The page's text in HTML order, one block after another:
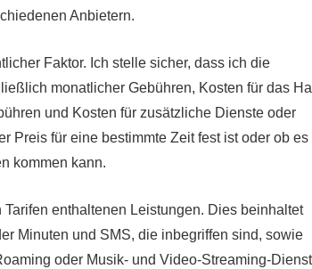
Anbietern.
Faktor. Ich stelle sicher, dass ich die
monatlicher Gebühren, Kosten für das
und Kosten für zusätzliche Dienste oder
Preis für eine bestimmte Zeit fest ist oder ob es
kommen kann.
enthaltenen Leistungen. Dies beinhaltet
Minuten und SMS, die inbegriffen sind, sowie
oder Musik- und Video-Streaming-